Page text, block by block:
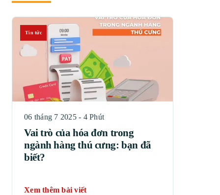
Tin tức
06 tháng 7 2025 - 4 Phút
Vai trò của hóa đơn trong
ngành hàng thú cưng: bạn đã
biết?
Xem thêm bài viết